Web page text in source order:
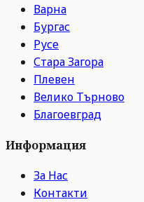
Варна
Бургас
Русе
Стара Загора
Плевен
Велико Търново
Благоевград
Информация
За Нас
Контакти